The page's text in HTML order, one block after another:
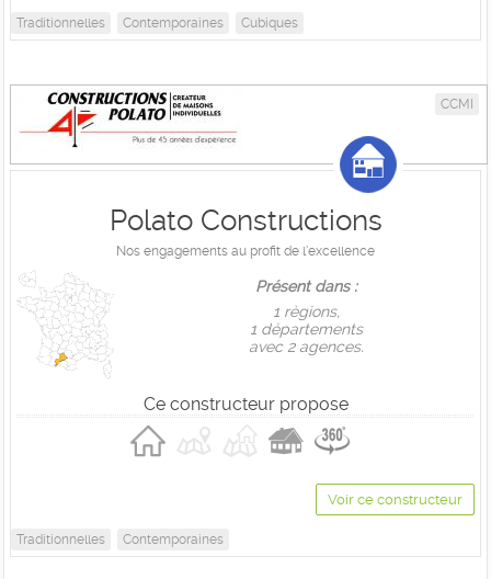
Traditionnelles Contemporaines Cubiques
CCMI
Polato Constructions
Nos engagements au profit de l'excellence
Présent dans :
1 règions,
1 départements
avec 2 agences.
Ce constructeur propose
Voir ce constructeur
Traditionnelles Contemporaines